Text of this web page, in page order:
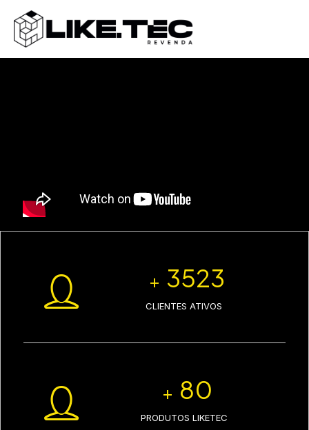
+ 3523
CLIENTES ATIVOS
+ 80
PRODUTOS LIKETEC